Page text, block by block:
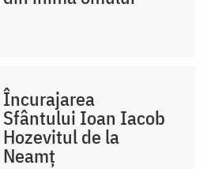
Încurajarea
Sfântului Ioan Iacob
Hozevitul de la
Neamț